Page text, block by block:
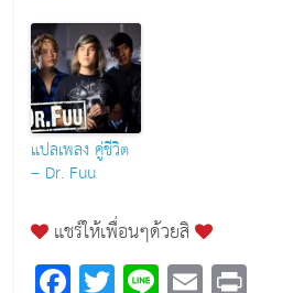
แปลเพลง คู่ชีวิต
– Dr. Fuu
แชร์ให้เพื่อนๆด้วยสิ